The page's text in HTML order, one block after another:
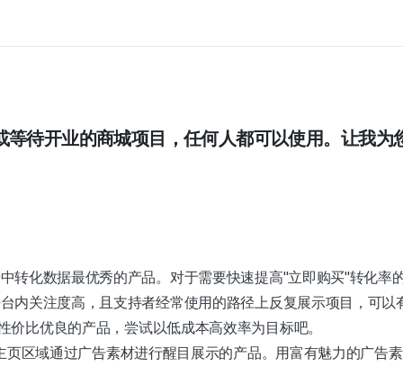
等待开业的商城项目，任何人都可以使用。让我为
转化数据最优秀的产品。对于需要快速提高"立即购买"转化率
内关注度高，且支持者经常使用的路径上反复展示项目，可以
价比优良的产品，尝试以低成本高效率为目标吧。
页区域通过广告素材进行醒目展示的产品。用富有魅力的广告